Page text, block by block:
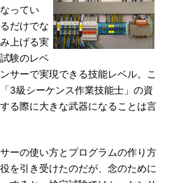
ってい
だけでな
上げる実
験のレベ
サーで実現できる技能レベル。こ
3級シーケンス作業技能士」の資
る際に大きな武器になることは言
ーの使い方とプログラムの作り方
を引き受けたのだが、念のために